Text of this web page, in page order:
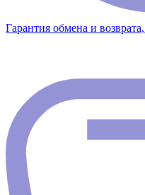
Гарантия обмена и